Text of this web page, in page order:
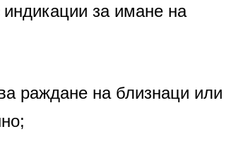
индикации за имане на
раждане на близнаци или